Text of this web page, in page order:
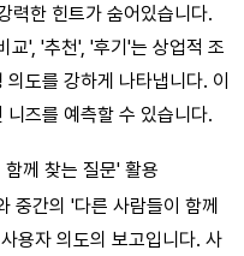
력한 힌트가 숨어있습니다.
교', '추천', '후기'는 상업적 조
도를 강하게 나타냅니다. 이
즈를 예측할 수 있습니다.
께 찾는 질문' 활용
중간의 '다른 사람들이 함께
용자 의도의 보고입니다. 사